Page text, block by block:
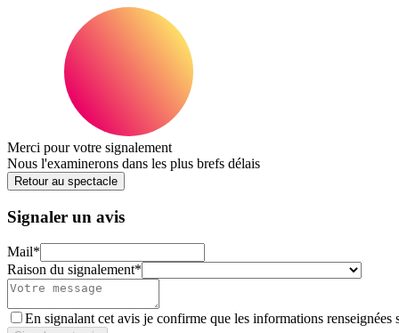
Merci pour votre signalement
Nous l'examinerons dans les plus brefs délais
Retour au spectacle
Signaler un avis
Mail*
Raison du signalement*
En signalant cet avis je confirme que les informations renseignées